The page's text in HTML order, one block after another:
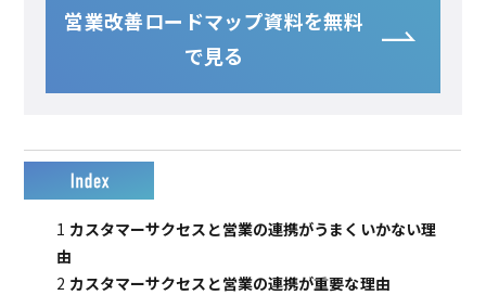
営業改善ロードマップ資料を無料
で見る
1 カスタマーサクセスと営業の連携がうまくいかない理
由
2 カスタマーサクセスと営業の連携が重要な理由